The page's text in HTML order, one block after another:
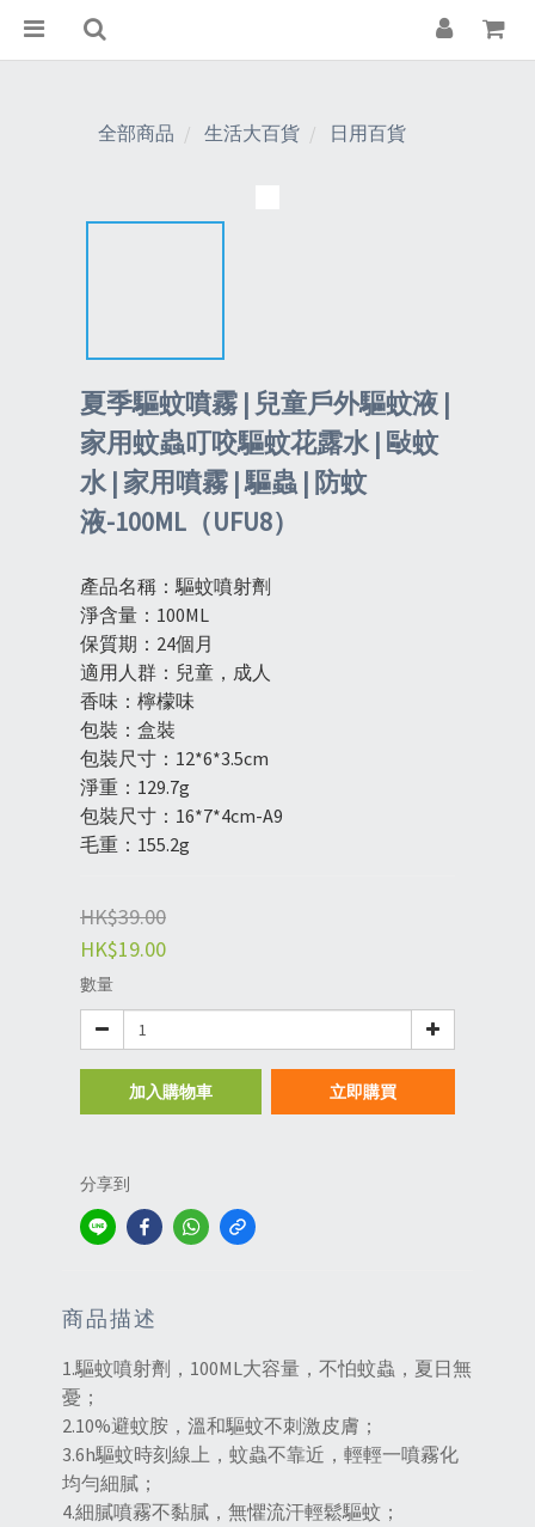
全部商品 生活大百貨 日用百貨
夏季驅蚊噴霧 | 兒童戶外驅蚊液 |
家用蚊蟲叮咬驅蚊花露水 | 敺蚊
水 | 家用噴霧 | 驅蟲 | 防蚊
液-100ML（UFU8）
產品名稱：驅蚊噴射劑
淨含量：100ML
保質期：24個月
適用人群：兒童，成人
香味：檸檬味
包裝：盒裝
包裝尺寸：12*6*3.5cm
淨重：129.7g
包裝尺寸：16*7*4cm-A9
毛重：155.2g
HK$39.00
HK$19.00
數量
加入購物車 立即購買
分享到
商品描述
1.驅蚊噴射劑，100ML大容量，不怕蚊蟲，夏日無
憂；
2.10%避蚊胺，溫和驅蚊不刺激皮膚；
3.6h驅蚊時刻線上，蚊蟲不靠近，輕輕一噴霧化
均勻細膩；
4.細膩噴霧不黏膩，無懼流汗輕鬆驅蚊；